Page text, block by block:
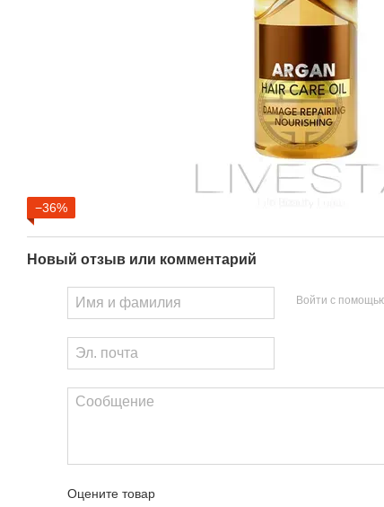
−36%
Новый отзыв или комментарий
Войти с
Оцените товар